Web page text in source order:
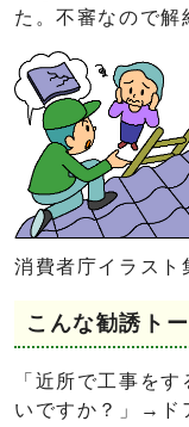
た。不審なので解
消費者庁イラスト
こんな勧誘ト
「近所で工事を
いですか？」→ド